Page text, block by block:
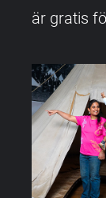
är gratis